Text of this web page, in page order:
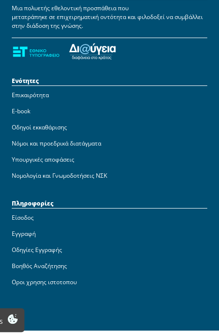
Μια πολυετής εθελοντική προσπάθεια που
μετατράπηκε σε επιχειρηματική οντότητα και φιλοδοξεί να συμβάλλει
στην διάδοση της γνώσης.
Ενότητες
Επικαιρότητα
E-book
Οδηγοί εκκαθάρισης
Νόμοι και προεδρικά διατάγματα
Υπουργικές αποφάσεις
Νομολογία και Γνωμοδοτήσεις ΝΣΚ
Πληροφορίες
Είσοδος
Εγγραφή
Οδηγίες Εγγραφής
Βοηθός Αναζήτησης
Οροι χρησης ιστοτοπου